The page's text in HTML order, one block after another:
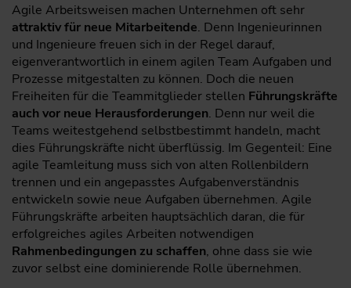
Agile Arbeitsweisen machen Unternehmen oft sehr
attraktiv für neue Mitarbeitende. Denn Ingenieurinnen
und Ingenieure freuen sich in der Regel darauf,
eigenverantwortlich in einem agilen Team Aufgaben und
Prozesse mitgestalten zu können. Doch die neuen
Freiheiten für die Teammitglieder stellen Führungskräfte
auch vor neue Herausforderungen. Denn nur weil die
Teams weitestgehend selbstbestimmt handeln, macht
dies Führungskräfte nicht überflüssig. Im Gegenteil: Eine
agile Teamleitung muss sich von alten Rollenbildern
trennen und ein angepasstes Aufgabenverständnis
entwickeln sowie neue Aufgaben übernehmen. Agile
Führungskräfte arbeiten hauptsächlich daran, die für
erfolgreiches agiles Arbeiten notwendigen
Rahmenbedingungen zu schaffen, ohne dass sie wie
zuvor selbst eine dominierende Rolle übernehmen.